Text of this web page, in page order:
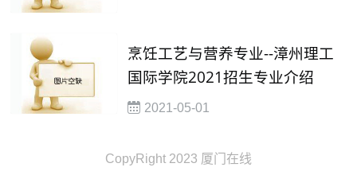
烹饪工艺与营养专业--漳州理工
国际学院2021招生专业介绍
2021-05-01
CopyRight 2023 厦门在线